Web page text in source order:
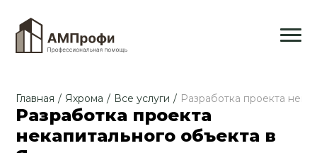
Главная / Яхрома / Все услуги / Разработка проекта
Разработка проекта
некапитального объекта в